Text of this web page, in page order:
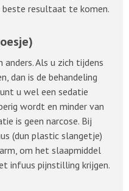
resultaat te komen.
anders. Als u zich tijdens
dan is de behandeling
u wel een sedatie
wordt en minder van
is geen narcose. Bij
(dun plastic slangetje)
om het slaapmiddel
infuus pijnstilling krijgen.